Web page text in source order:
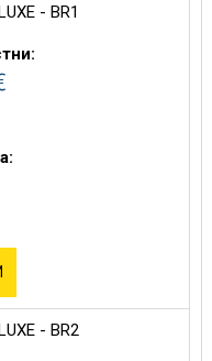
- BR1
- BR2